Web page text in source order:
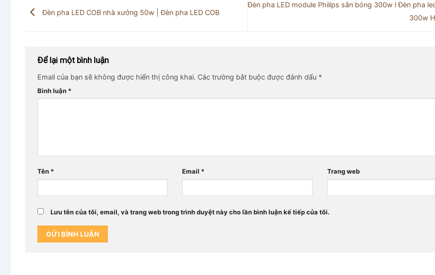
Đèn pha LED COB nhà xưởng 50w | Đèn pha LED COB
Đèn pha LED module Philips sân bóng 300w l Đèn pha
300w
Để lại một bình luận
Email của bạn sẽ không được hiển thị công khai. Các trường bắt buộc được đánh dấu *
Bình luận *
Tên * Email * Trang web
Lưu tên của tôi, email, và trang web trong trình duyệt này cho lần bình luận kế tiếp của tôi.